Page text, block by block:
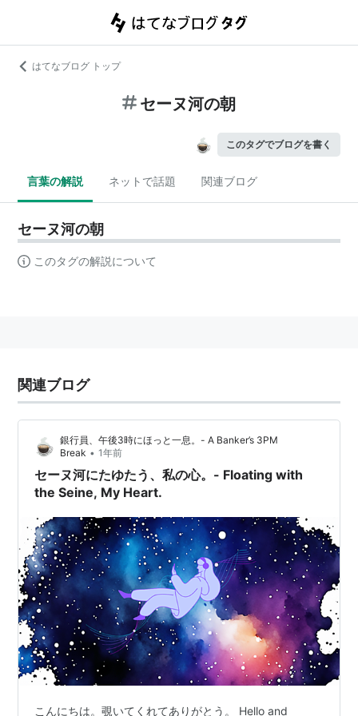
はてなブログ トップ
セーヌ河の朝
このタグでブログを書く
言葉の解説 ネットで話題 関連ブログ
セーヌ河の朝
このタグの解説について
関連ブログ
銀行員、午後3時にほっと一息。- A Banker’s 3PM
Break • 1年前
セーヌ河にたゆたう、私の心。- Floating with
the Seine, My Heart.
こんにちは。覗いてくれてありがとう。 Hello and